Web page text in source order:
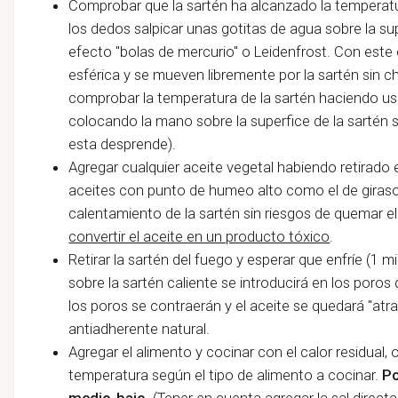
Comprobar que la sartén ha alcanzado la
los dedos salpicar unas gotitas de agua sobre la
efecto "bolas de mercurio" o Leidenfrost. Con
esférica y se mueven libremente por la sartén sin
comprobar la temperatura de la sartén haciendo
colocando la mano sobre la superfice de la sartén
esta desprende).
Agregar cualquier aceite vegetal habiendo retirado
aceites con punto de humeo alto como el de
calentamiento de la sartén sin riesgos de quemar
convertir el aceite en un producto tóxico
Retirar la sartén del fuego y esperar que enfríe (1
sobre la sartén caliente se introducirá en los
los poros se contraerán y el aceite se quedará
antiadherente natural.
Agregar el alimento y cocinar con el calor residual,
temperatura según el tipo de alimento a cocinar.